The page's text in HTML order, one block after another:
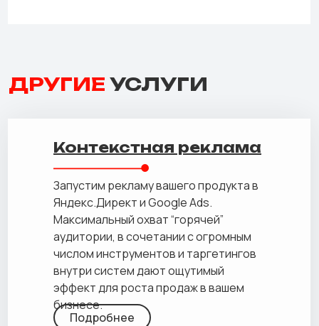
ДРУГИЕ УСЛУГИ
Контекстная реклама
Запустим рекламу вашего продукта в
Яндекс.Директ и Google Ads.
Максимальный охват “горячей”
аудитории, в сочетании с огромным
числом инструментов и таргетингов
внутри систем дают ощутимый
эффект для роста продаж в вашем
бизнесе.
Подробнее